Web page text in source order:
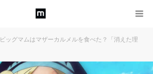
ビッグマムはマザーカルメルを食べた？「消えた理